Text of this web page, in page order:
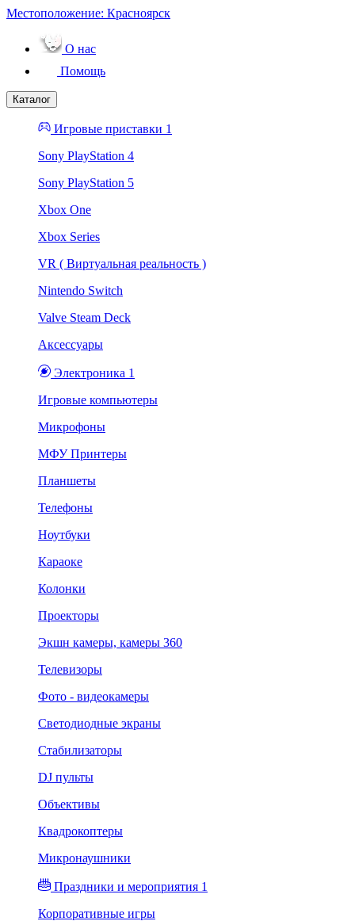
Местоположение: Красноярск
О нас
Помощь
Каталог
Игровые приставки 1
Sony PlayStation 4
Sony PlayStation 5
Xbox One
Xbox Series
VR ( Виртуальная реальность )
Nintendo Switch
Valve Steam Deck
Аксессуары
Электроника 1
Игровые компьютеры
Микрофоны
МФУ Принтеры
Планшеты
Телефоны
Ноутбуки
Караоке
Колонки
Проекторы
Экшн камеры, камеры 360
Телевизоры
Фото - видеокамеры
Светодиодные экраны
Стабилизаторы
DJ пульты
Объективы
Квадрокоптеры
Микронаушники
Праздники и мероприятия 1
Корпоративные игры